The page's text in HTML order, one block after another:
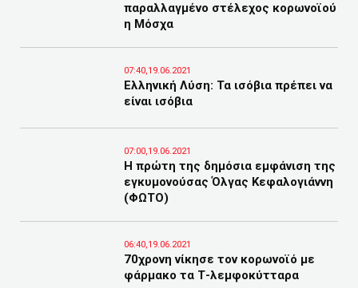
παραλλαγμένο στέλεχος κορωνοϊού
η Μόσχα
07:40,19.06.2021
Ελληνική Λύση: Τα ισόβια πρέπει να
είναι ισόβια
07:00,19.06.2021
Η πρώτη της δημόσια εμφάνιση της
εγκυμονούσας Όλγας Κεφαλογιάννη
(ΦΩΤΟ)
06:40,19.06.2021
70χρονη νίκησε τον κορωνοϊό με
φάρμακο τα Τ-λεμφοκύτταρα